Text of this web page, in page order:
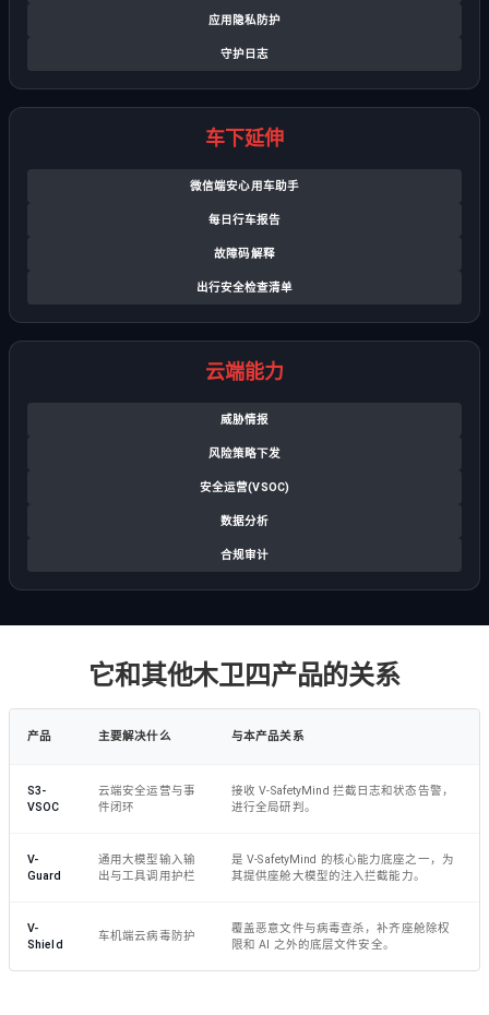
应用隐私防护
守护日志
车下延伸
微信端安心用车助手
每日行车报告
故障码解释
出行安全检查清单
云端能力
威胁情报
风险策略下发
安全运营(VSOC)
数据分析
合规审计
它和其他木卫四产品的关系
产品 主要解决什么 与本产品关系
S3-
VSOC
云端安全运营与事
件闭环
接收 V-SafetyMind 拦截日志和状态告警，
进行全局研判。
V-
Guard
通用大模型输入输
出与工具调用护栏
是 V-SafetyMind 的核心能力底座之一，为
其提供座舱大模型的注入拦截能力。
V-
Shield
车机端云病毒防护
覆盖恶意文件与病毒查杀，补齐座舱除权
限和 AI 之外的底层文件安全。